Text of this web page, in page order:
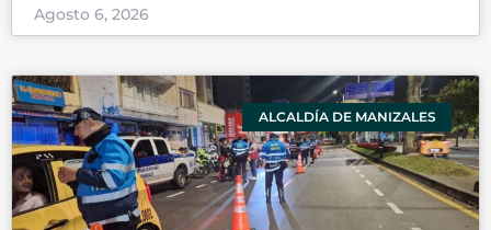
Agosto 6, 2026
ALCALDÍA DE MANIZALES